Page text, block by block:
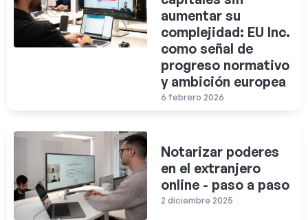
aumentar su
complejidad: EU Inc.
como señal de
progreso normativo
y ambición europea
6 febrero 2026
Notarizar poderes
en el extranjero
online - paso a paso
2 diciembre 2025